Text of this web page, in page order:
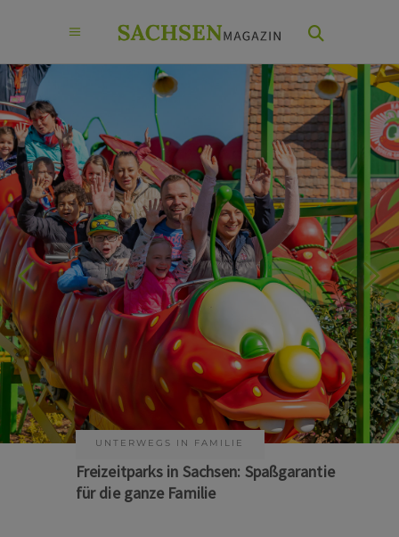
KUNST & KULTUR
Sommer auf Sachsens Theaterbühnen